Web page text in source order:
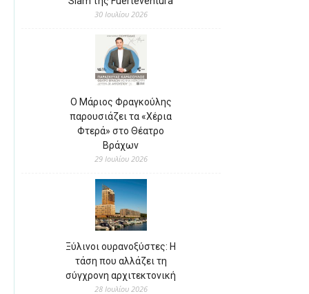
30 Ιουλίου 2026
Ο Μάριος Φραγκούλης
παρουσιάζει τα «Χέρια
Φτερά» στο Θέατρο
Βράχων
29 Ιουλίου 2026
Ξύλινοι ουρανοξύστες: Η
τάση που αλλάζει τη
σύγχρονη αρχιτεκτονική
28 Ιουλίου 2026